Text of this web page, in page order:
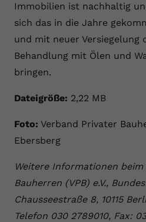
Immobilien ist nachhaltig
sich das in die Jahre
und mit neuer Versiegelung
Behandlung mit Ölen und
bringen.
Dateigröße: 2,22 MB
Foto: Verband Privater
Ebersberg
Weitere Informationen beim
Bauherren (VPB) e.V.,
Chausseestraße 8, 10115
Telefon 030 2789010, Fax: